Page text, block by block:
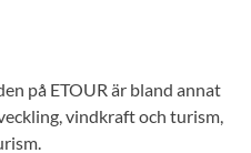
på ETOUR är bland annat
vindkraft och turism,